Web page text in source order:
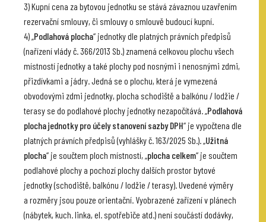
3) Kupní cena za bytovou jednotku se stává závaznou uzavřením
rezervační smlouvy, či smlouvy o smlouvě budoucí kupní.
4) „Podlahová plocha“ jednotky dle platných právních předpisů
(nařízení vlády č. 366/2013 Sb.) znamená celkovou plochu všech
místností jednotky a také plochy pod nosnými i nenosnými zdmi,
přizdívkami a jádry. Jedná se o plochu, která je vymezená
obvodovými zdmi jednotky, plocha schodiště a balkónu / lodžie /
terasy se do podlahové plochy jednotky nezapočítává. „Podlahová
plocha jednotky pro účely stanovení sazby DPH“ je vypočtena dle
platných právních předpisů (vyhlášky č. 163/2025 Sb.). „Užitná
plocha“ je součtem ploch místností, „plocha celkem“ je součtem
podlahové plochy a pochozí plochy dalších prostor bytové
jednotky (schodiště, balkónu / lodžie / terasy). Uvedené výměry
a rozměry jsou pouze orientační. Vyobrazené zařízení v plánech
(nábytek, kuch. linka, el. spotřebiče atd.) není součástí dodávky,